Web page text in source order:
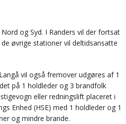
og Syd. I Randers vil der fortsat
øvrige stationer vil deltidsansatte
vil også fremover udgøres af 1
på 1 holdleder og 3 brandfolk
eller redningslift placeret i
Enhed (HSE) med 1 holdleder og 1
og mindre brande.